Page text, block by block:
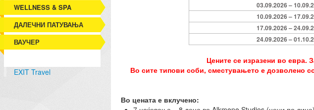
WELLNESS & SPA
ДАЛЕЧНИ ПАТУВАЊА
ВАУЧЕР
EXIT Travel
03.09.2026 –
10.09.2026 –
17.09.2026 –
24.09.2026 –
Цените се изразени во евра.
Во сите типови соби, сместувањето е дозволено
Во цената е вклучено: